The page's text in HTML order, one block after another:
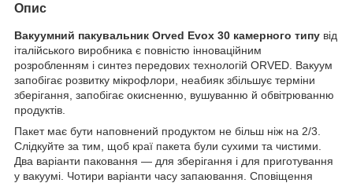
Опис
Вакуумний пакувальник Orved Evox 30 камерного типу від
італійського виробника є повністю інноваційним
розробленням і синтез передових технологій ORVED. Вакуум
запобігає розвитку мікрофлори, неабияк збільшує терміни
зберігання, запобігає окисненню, вушуванню й обвітрюванню
продуктів.
Пакет має бути наповнений продуктом не більш ніж на 2/3.
Слідкуйте за тим, щоб краї пакета були сухими та чистими.
Два варіанти паковання — для зберігання і для приготування
у вакуумі. Чотири варіанти часу запаювання. Сповіщення